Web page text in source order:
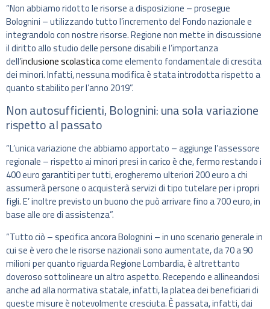
“Non abbiamo ridotto le risorse a disposizione – prosegue
Bolognini – utilizzando tutto l’incremento del Fondo nazionale e
integrandolo con nostre risorse. Regione non mette in discussione
il diritto allo studio delle persone disabili e l’importanza
dell’inclusione scolasticacome elemento fondamentale di crescita
dei minori. Infatti, nessuna modifica è stata introdotta rispetto a
quanto stabilito per l’anno 2019”.
Non autosufficienti, Bolognini: una sola variazione
rispetto al passato
“L’unica variazione che abbiamo apportato – aggiunge l’assessore
regionale – rispetto ai minori presi in carico è che, fermo restando i
400 euro garantiti per tutti, erogheremo ulteriori 200 euro a chi
assumerà persone o acquisterà servizi di tipo tutelare per i propri
figli. E’ inoltre previsto un buono che può arrivare fino a 700 euro, in
base alle ore di assistenza”.
“Tutto ciò – specifica ancora Bolognini – in uno scenario generale in
cui se è vero che le risorse nazionali sono aumentate, da 70 a 90
milioni per quanto riguarda Regione Lombardia, è altrettanto
doveroso sottolineare un altro aspetto. Recependo e allineandosi
anche ad alla normativa statale, infatti, la platea dei beneficiari di
queste misure è notevolmente cresciuta. È passata, infatti, dai